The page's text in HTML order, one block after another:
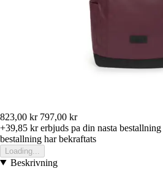
823,00 kr 797,00 kr
+39,85 krerbjuds pa din nasta bestallning
bestallning har bekraftats
Loading...
Beskrivning